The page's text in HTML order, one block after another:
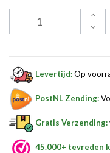
Levertijd:Op
PostNL Zending:
Gratis Verzending:
45.000+ tevreden